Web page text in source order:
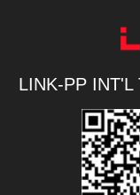
LINK-PP